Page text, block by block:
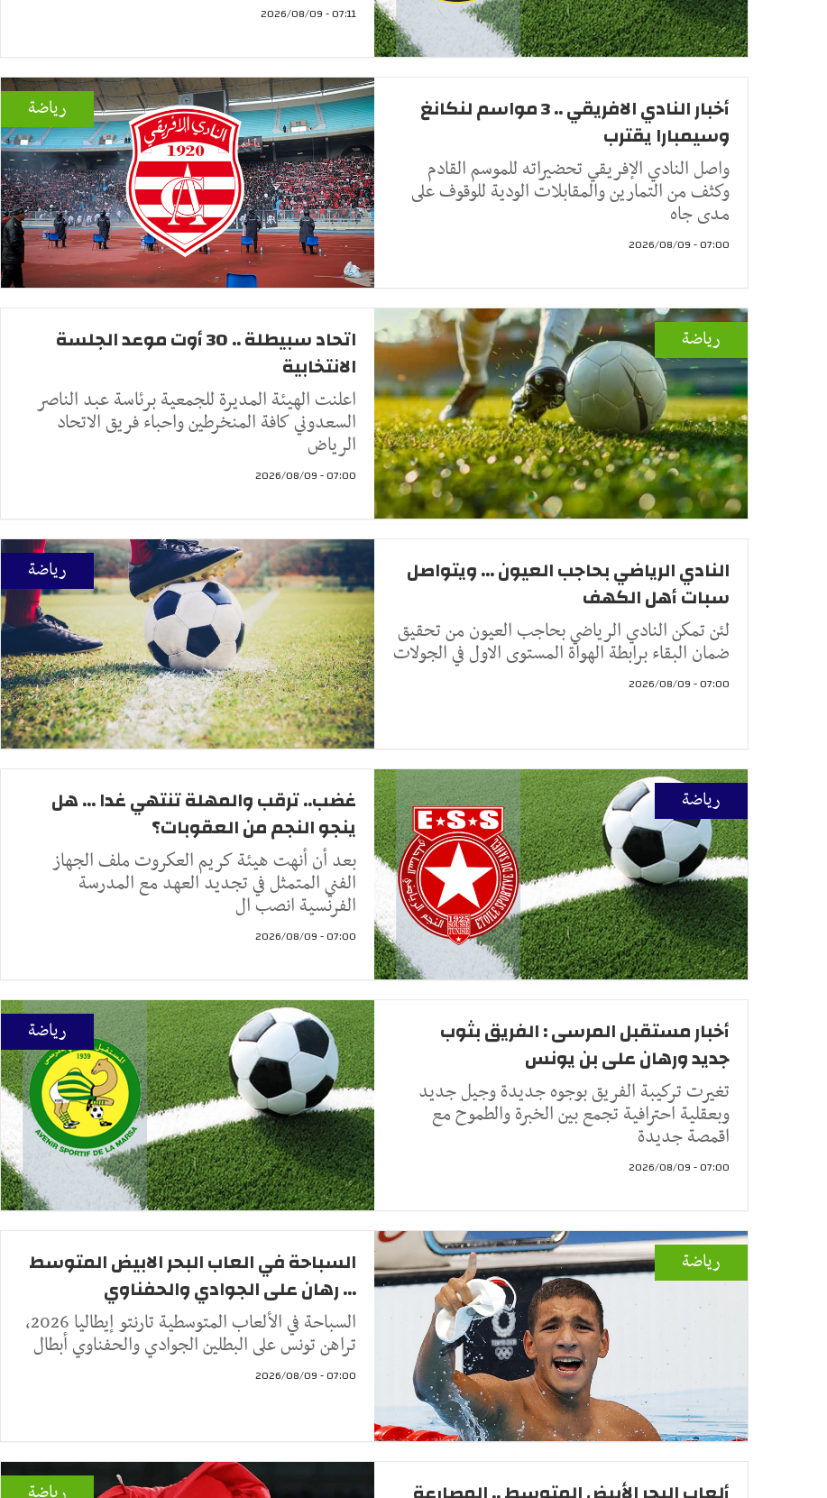
07:11 - 2026/08/09
رياضة
أخبار النادي الافريقي .. 3 مواسم لنكانغ
وسيمبارا يقترب
واصل النادي الإفريقي تحضيراته للموسم القادم
وكثف من التمارين والمقابلات الودية للوقوف على
مدى جاه
07:00 - 2026/08/09
رياضة
اتحاد سبيطلة .. 30 أوت موعد الجلسة
الانتخابية
اعلنت الهيئة المديرة للجمعية برئاسة عبد الناصر
السعدوني كافة المنخرطين واحباء فريق الاتحاد
الرياض
07:00 - 2026/08/09
رياضة
النادي الرياضي بحاجب العيون ... ويتواصل
سبات أهل الكهف
لئن تمكن النادي الرياضي بحاجب العيون من تحقيق
ضمان البقاء برابطة الهواة المستوى الاول في الجولات
07:00 - 2026/08/09
رياضة
غضب.. ترقب والمهلة تنتهي غدا ... هل
ينجو النجم من العقوبات؟
بعد أن أنهت هيئة كريم العكروت ملف الجهاز
الفني المتمثل في تجديد العهد مع المدرسة
الفرنسية انصب ال
07:00 - 2026/08/09
رياضة
أخبار مستقبل المرسى : الفريق بثوب
جديد ورهان على بن يونس
تغيرت تركيبة الفريق بوجوه جديدة وجيل جديد
وبعقلية احترافية تجمع بين الخبرة والطموح مع
اقمصة جديدة
07:00 - 2026/08/09
رياضة
السباحة في العاب البحر الابيض المتوسط
... رهان على الجوادي والحفناوي
السباحة في الألعاب المتوسطية تارنتو إيطاليا 2026،
تراهن تونس على البطلين الجوادي والحفناوي أبطال
07:00 - 2026/08/09